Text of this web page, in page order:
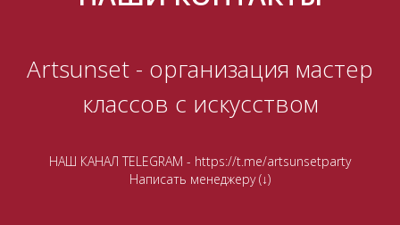
Artsunset - организация мастер
классов с искусством
НАШ КАНАЛ TELEGRAM - https://t.me/artsunsetparty
Написать менеджеру (↓)